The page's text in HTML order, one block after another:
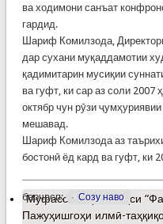
ва ходимони санъат
гардид.
Шариф Комилзода,
дар сухани муқаддамотии
қадимитарин мусиқии
ва гуфт, ки сар аз соли 2007
октябр чун рӯзи
мешавад.
Шариф Комилзода аз
бостонӣ ёд кард ва гуфт, ки
барчасп: Созу наво
Муфассалтаро Баҳси
Пажуҳишгоҳи илмӣ-